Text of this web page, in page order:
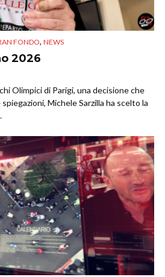
FONDO, NEWS
2026
Olimpici di Parigi, una decisione che
Michele Sarzilla ha scelto la